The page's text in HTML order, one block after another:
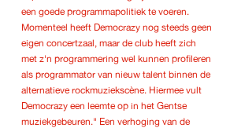
een goede programmapolitiek te voeren.
Momenteel heeft Democrazy nog steeds geen
eigen concertzaal, maar de club heeft zich
met z'n programmering wel kunnen profileren
als programmator van nieuw talent binnen de
alternatieve rockmuziekscène. Hiermee vult
Democrazy een leemte op in het Gentse
muziekgebeuren." Een verhoging van de